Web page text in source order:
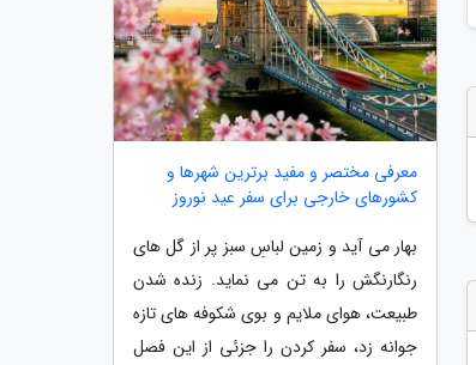
معرفی مختصر و مفید برترین شهرها و
کشورهای خارجی برای سفر عید نوروز
بهار می آید و زمین لباسِ سبز پر از گل های
رنگارنگش را به تن می نماید. زنده شدن
طبیعت، هوای ملایم و بوی شکوفه های تازه
جوانه زد، سفر کردن را جزئی از این فصل